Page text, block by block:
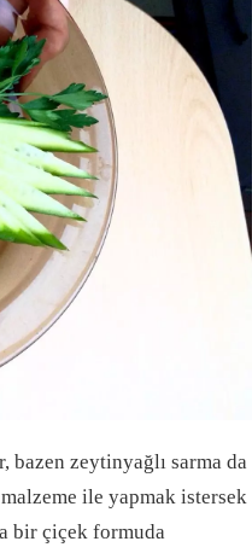
bazen zeytinyağlı sarma da
ile yapmak istersek
bir çiçek formuda